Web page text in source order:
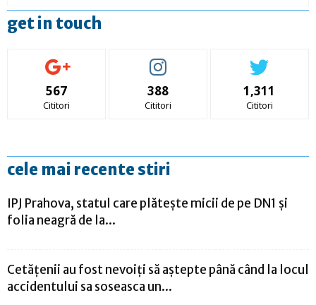
get in touch
567
Cititori
388
Cititori
1,311
Cititori
cele mai recente stiri
IPJ Prahova, statul care plătește micii de pe DN1 și
folia neagră de la...
Cetățenii au fost nevoiți să aștepte până când la locul
accidentului sa soseasca un...